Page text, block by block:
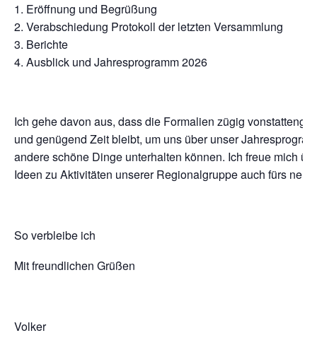
Eröffnung und Begrüßung
Verabschiedung Protokoll der letzten Versammlung
Berichte
Ausblick und Jahresprogramm 2026
Ich gehe davon aus, dass die Formalien zügig
und genügend Zeit bleibt, um uns über unser
andere schöne Dinge unterhalten können. Ich freue mich
Ideen zu Aktivitäten unserer Regionalgruppe auch fürs neue
So verbleibe ich
Mit freundlichen Grüßen
Volker